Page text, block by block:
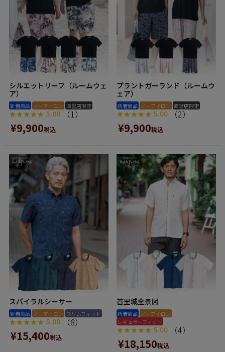
シルエットリーフ（ルームウェ
ア）
新着商品 ノーアイロン 直営店限定
5.00 （1）
¥9,900税込
プラントガーランド（ルームウ
ェア）
新着商品 ノーアイロン 直営店限定
5.00 （2）
¥9,900税込
スパイラルシーサー
新着商品 ノーアイロン スリムフィット
5.00 （8）
¥15,400税込
首里城全景図
新着商品 ノーアイロン
レギュラーフィット
5.00 （4）
¥18,150税込